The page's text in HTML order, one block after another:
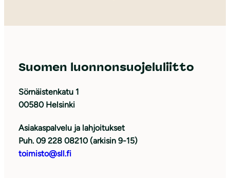
Suomen luonnonsuojeluliitto
Sörnäistenkatu 1
00580 Helsinki
Asiakaspalvelu ja lahjoitukset
Puh. 09 228 08210 (arkisin 9-15)
toimisto@sll.fi